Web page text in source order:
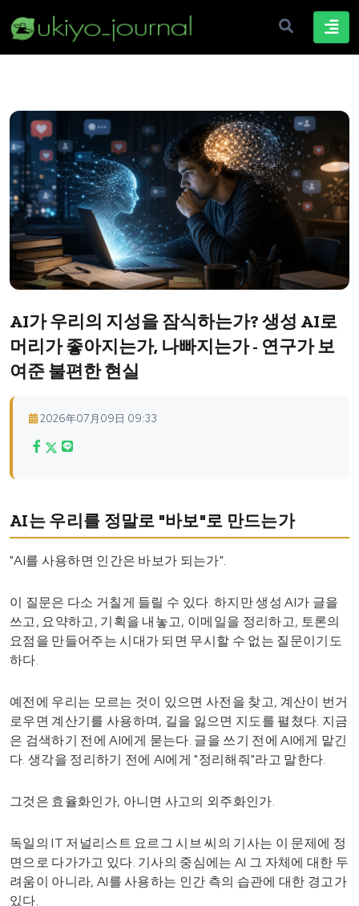
AI가 우리의 지성을 잠식하는가? 생성 AI로
머리가 좋아지는가, 나빠지는가 - 연구가 보
여준 불편한 현실
2026年07月09日 09:33
AI는 우리를 정말로 "바보"로 만드는가
"AI를 사용하면 인간은 바보가 되는가".
이 질문은 다소 거칠게 들릴 수 있다. 하지만 생성 AI가 글을
쓰고, 요약하고, 기획을 내놓고, 이메일을 정리하고, 토론의
요점을 만들어주는 시대가 되면 무시할 수 없는 질문이기도
하다.
예전에 우리는 모르는 것이 있으면 사전을 찾고, 계산이 번거
로우면 계산기를 사용하며, 길을 잃으면 지도를 펼쳤다. 지금
은 검색하기 전에 AI에게 묻는다. 글을 쓰기 전에 AI에게 맡긴
다. 생각을 정리하기 전에 AI에게 "정리해줘"라고 말한다.
그것은 효율화인가, 아니면 사고의 외주화인가.
독일의 IT 저널리스트 요르그 시브 씨의 기사는 이 문제에 정
면으로 다가가고 있다. 기사의 중심에는 AI 그 자체에 대한 두
려움이 아니라, AI를 사용하는 인간 측의 습관에 대한 경고가
있다.